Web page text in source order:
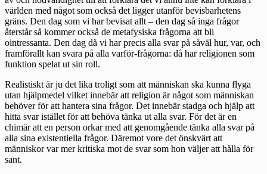
världen med något som också det ligger utanför bevisbarhetens
gräns. Den dag som vi har bevisat allt – den dag så inga frågor
återstår så kommer också de metafysiska frågorna att bli
ointressanta. Den dag då vi har precis alla svar på såväl hur, var, och
framförallt kan svara på alla varför-frågorna: då har religionen som
funktion spelat ut sin roll.
Realistiskt är ju det lika troligt som att människan ska kunna flyga
utan hjälpmedel vilket innebär att religion är något som människan
behöver för att hantera sina frågor. Det innebär stadga och hjälp att
hitta svar istället för att behöva tänka ut alla svar. För det är en
chimär att en person orkar med att genomgående tänka alla svar på
alla sina existentiella frågor. Däremot vore det önskvärt att
människor var mer kritiska mot de svar som hon väljer att hålla för
sant.